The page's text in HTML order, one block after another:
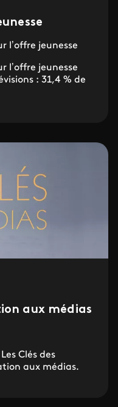
l’offre jeunesse
l’offre jeunesse
: 31,4 % de
aux médias
Clés des
aux médias.